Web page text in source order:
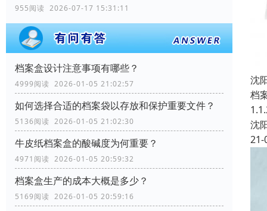
955阅读 2026-07-17 15:31:11
档案盒设计注意事项有哪些？
4999阅读 2026-01-05 21:02:57
如何选择合适的档案袋以存放和保护重要文件？
5136阅读 2026-01-05 21:02:30
牛皮纸档案盒的酸碱度为何重要？
4971阅读 2026-01-05 20:59:32
档案盒生产的成本大概是多少？
5169阅读 2026-01-05 20:59:16
沈
档
沈
21-